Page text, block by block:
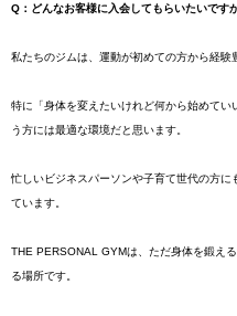
Q：どんなお客様に入会してもらいたいです
私たちのジムは、運動が初めての方から経験
特に「身体を変えたいけれど何から始めて
う方には最適な環境だと思います。
忙しいビジネスパーソンや子育て世代の方
ています。
THE PERSONAL GYMは、ただ身体を鍛え
る場所です。